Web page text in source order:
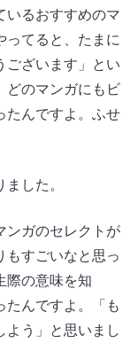
いるおすすめのマ
ってると、たまに
ございます」とい
どのマンガにもビ
たんですよ。ふせ
した。
ガのセレクトが
もすごいなと思っ
際の意味を知
たんですよ。「も
よう」と思いまし